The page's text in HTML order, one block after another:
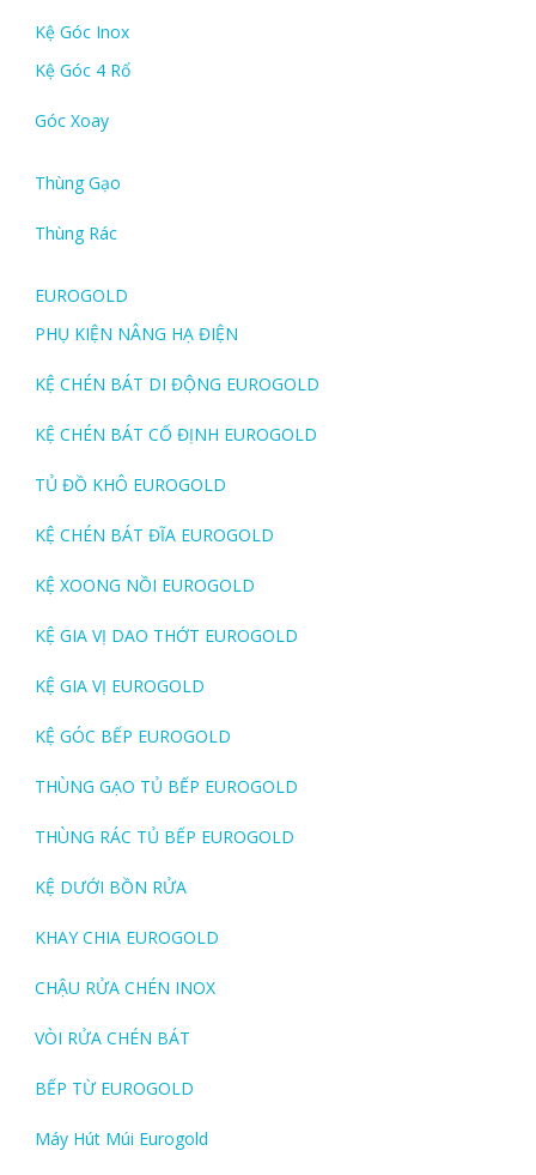
Kệ Góc Inox
Kệ Góc 4 Rổ
Góc Xoay
Thùng Gạo
Thùng Rác
EUROGOLD
PHỤ KIỆN NÂNG HẠ ĐIỆN
KỆ CHÉN BÁT DI ĐỘNG EUROGOLD
KỆ CHÉN BÁT CỐ ĐỊNH EUROGOLD
TỦ ĐỒ KHÔ EUROGOLD
KỆ CHÉN BÁT ĐĨA EUROGOLD
KỆ XOONG NỒI EUROGOLD
KỆ GIA VỊ DAO THỚT EUROGOLD
KỆ GIA VỊ EUROGOLD
KỆ GÓC BẾP EUROGOLD
THÙNG GẠO TỦ BẾP EUROGOLD
THÙNG RÁC TỦ BẾP EUROGOLD
KỆ DƯỚI BỒN RỬA
KHAY CHIA EUROGOLD
CHẬU RỬA CHÉN INOX
VÒI RỬA CHÉN BÁT
BẾP TỪ EUROGOLD
Máy Hút Múi Eurogold